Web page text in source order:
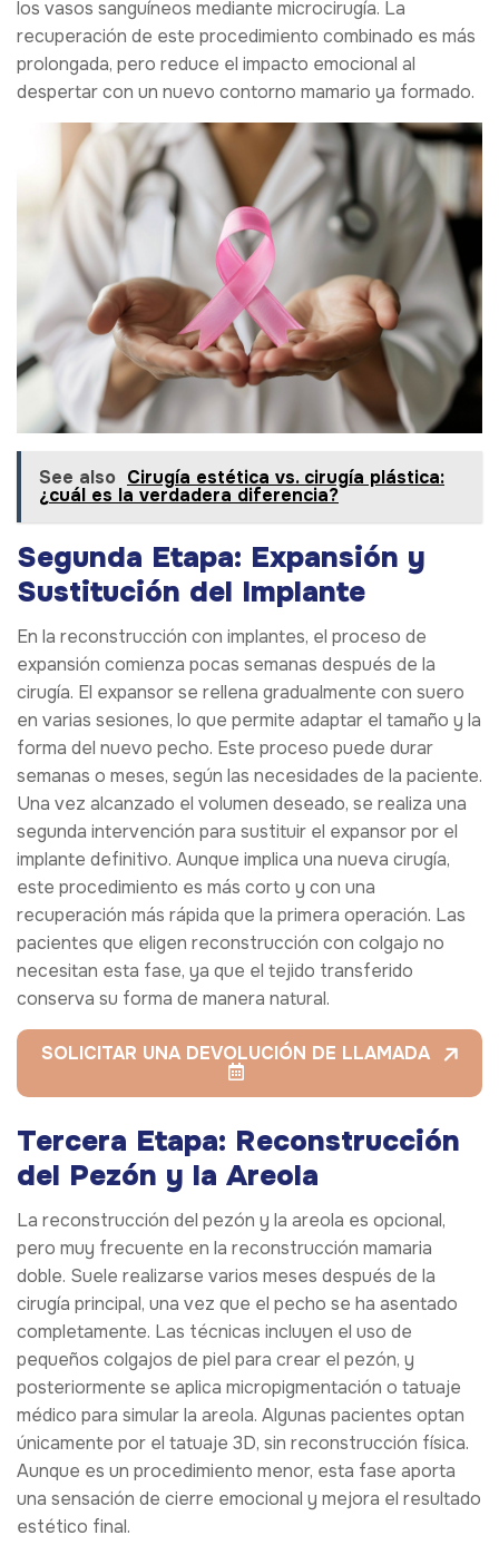
los vasos sanguíneos mediante microcirugía. La
recuperación de este procedimiento combinado es más
prolongada, pero reduce el impacto emocional al
despertar con un nuevo contorno mamario ya formado.
See also Cirugía estética vs. cirugía plástica:
¿cuál es la verdadera diferencia?
Segunda Etapa: Expansión y
Sustitución del Implante
En la reconstrucción con implantes, el proceso de
expansión comienza pocas semanas después de la
cirugía. El expansor se rellena gradualmente con suero
en varias sesiones, lo que permite adaptar el tamaño y la
forma del nuevo pecho. Este proceso puede durar
semanas o meses, según las necesidades de la paciente.
Una vez alcanzado el volumen deseado, se realiza una
segunda intervención para sustituir el expansor por el
implante definitivo. Aunque implica una nueva cirugía,
este procedimiento es más corto y con una
recuperación más rápida que la primera operación. Las
pacientes que eligen reconstrucción con colgajo no
necesitan esta fase, ya que el tejido transferido
conserva su forma de manera natural.
SOLICITAR UNA DEVOLUCIÓN DE LLAMADA
Tercera Etapa: Reconstrucción
del Pezón y la Areola
La reconstrucción del pezón y la areola es opcional,
pero muy frecuente en la reconstrucción mamaria
doble. Suele realizarse varios meses después de la
cirugía principal, una vez que el pecho se ha asentado
completamente. Las técnicas incluyen el uso de
pequeños colgajos de piel para crear el pezón, y
posteriormente se aplica micropigmentación o tatuaje
médico para simular la areola. Algunas pacientes optan
únicamente por el tatuaje 3D, sin reconstrucción física.
Aunque es un procedimiento menor, esta fase aporta
una sensación de cierre emocional y mejora el resultado
estético final.